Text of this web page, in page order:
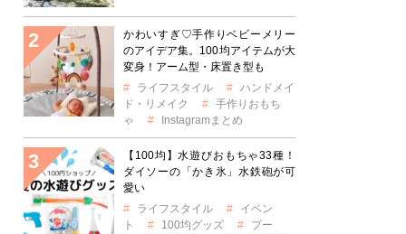
かわいすぎ♡手作りベビーメリー
のアイデア集。100均アイテムが大
変身！アーム型・床置き型も
ライフスタイル
ハンドメイ
ド・リメイク
手作りおもち
ゃ
Instagramまとめ
【100均】水遊びおもちゃ33種！
ダイソーの「かき氷」水鉄砲が可
愛い
ライフスタイル
イベン
ト
100均グッズ
プー